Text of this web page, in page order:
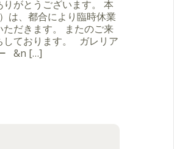
りがとうございます。 本
は、都合により臨時休業
ただきます。 またのご来
しております。 ガレリア
&n […]